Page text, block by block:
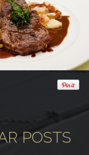
POSTS